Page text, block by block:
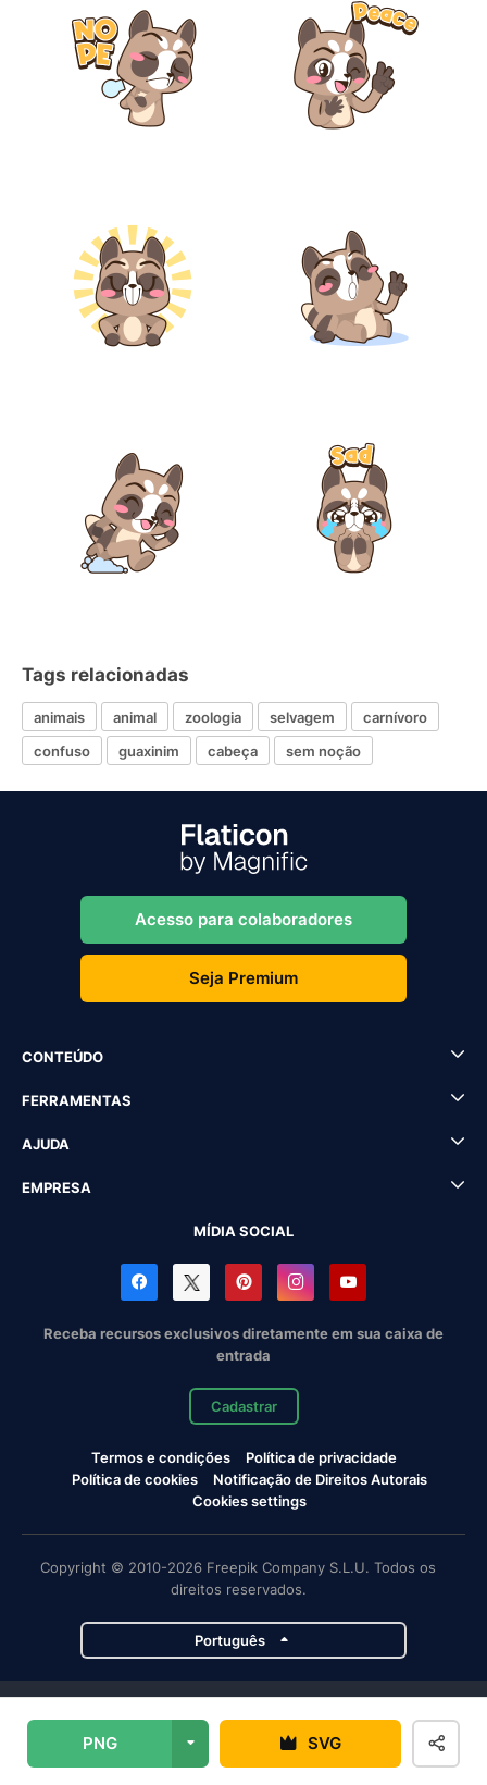
PNG SVG
Tags relacionadas
animais animal zoologia selvagem
carnívoro
confuso
guaxinim cabeça sem noção
Acesso para colaboradores
Seja Premium
CONTEÚDO
FERRAMENTAS
AJUDA
EMPRESA
MÍDIA SOCIAL
Receba recursos exclusivos diretamente em sua caixa de
entrada
Cadastrar
Termos e condições
Política de privacidade
Política de cookies
Notificação de Direitos Autorais
Cookies settings
Copyright © 2010-2026 Freepik Company S.L.U. Todos os
direitos reservados.
Português